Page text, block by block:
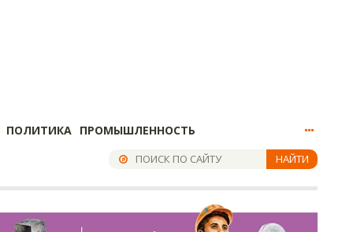
ПОЛИТИКА ПРОМЫШЛЕННОСТЬ
НАЙТИ